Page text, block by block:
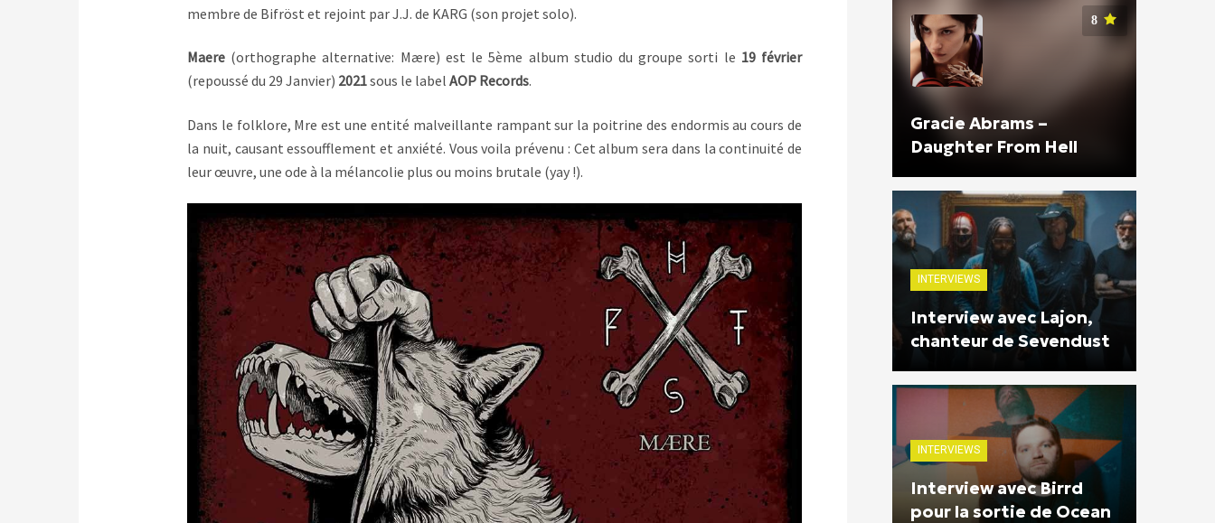
membre de Bifröst et rejoint par J.J. de KARG (son projet solo).
Maere (orthographe alternative: Mære) est le 5ème album studio du groupe sorti le 19 février
(repoussé du 29 Janvier) 2021sous le label AOP Records.
Dans le folklore, Mӕre est une entité malveillante rampant sur la poitrine des endormis au cours de
la nuit, causant essoufflement et anxiété. Vous voila prévenu : Cet album sera dans la continuité de
leur œuvre, une ode à la mélancolie plus ou moins brutale (yay !).
8
Gracie Abrams –
Daughter From Hell
INTERVIEWS
Interview avec Lajon,
chanteur de Sevendust
INTERVIEWS
Interview avec Birrd
pour la sortie de Ocean